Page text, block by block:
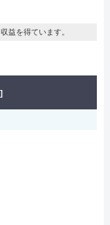
益を得ています。